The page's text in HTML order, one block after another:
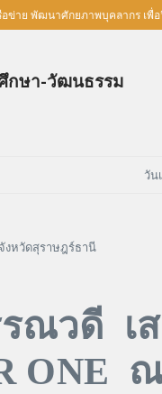
นาศักยภาพบุคลากร เพื่อวิเครา
กษา-วัฒนธรรม
วัน
งหวัดสุราษฎร์ธานี
ณวดี เ
ONE